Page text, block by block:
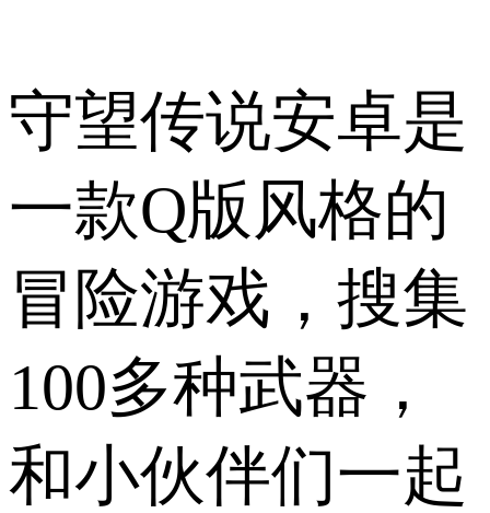
守望传说安卓是
一款Q版风格的
冒险游戏，搜集
100多种武器，
和小伙伴们一起